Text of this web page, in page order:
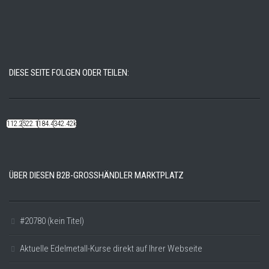
DIESE SEITE FOLGEN ODER TEILEN:
112.22k522.14k184.48k342.42k
ÜBER DIESEN B2B-GROSSHÄNDLER MARKTPLATZ
#20780 (kein Titel)
Aktuelle Edelmetall-Kurse direkt auf Ihrer Webseite